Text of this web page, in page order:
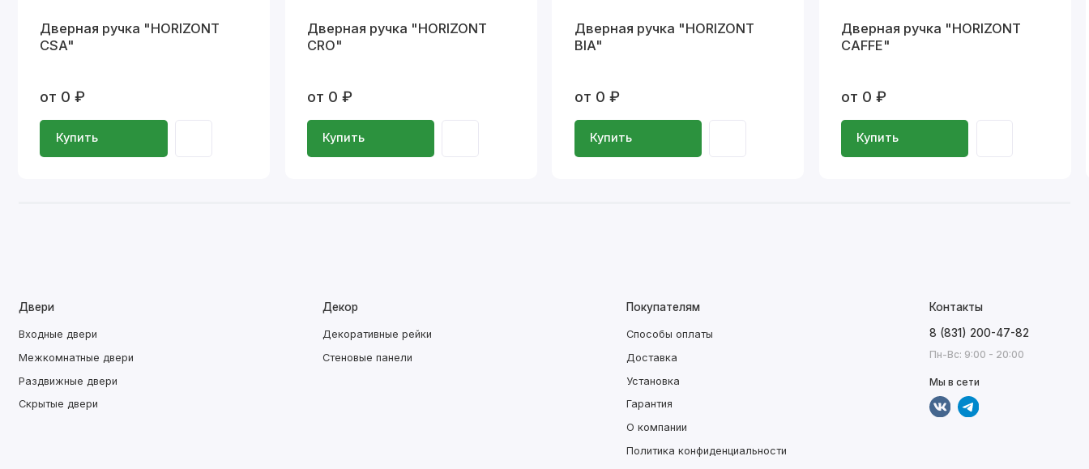
Дверная ручка "HORIZONT
CSA"
от 0 ₽
Купить
Дверная ручка "HORIZONT
СRO"
от 0 ₽
Купить
Дверная ручка "HORIZONT
BIA"
от 0 ₽
Купить
Дверная ручка "HORIZONT
CAFFE"
от 0 ₽
Купить
Двери
Входные двери
Межкомнатные двери
Раздвижные двери
Скрытые двери
Декор
Декоративные рейки
Стеновые панели
Покупателям
Способы оплаты
Доставка
Установка
Гарантия
О компании
Политика конфиденциальности
Контакты
8 (831) 200-47-82
Пн-Вс: 9:00 - 20:00
Мы в сети